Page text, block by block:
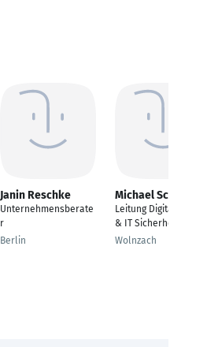
Janin Reschke
Unternehmensberate
r
Berlin
Michael Schreyer
Leitung Digitalisierung
& IT Sicherheit
Wolnzach